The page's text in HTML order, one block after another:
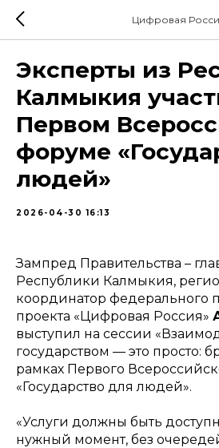
Цифровая
Эксперты из
Калмыкия
Первом
форуме
людей»
2026-04-30 16:13
Зампред Правительства –
Республики Калмыкия,
координатор федерального
проекта «Цифровая Россия»
выступил на сессии
государством — это просто:
рамках Первого
«Государство для людей».
«Услуги должны быть
нужный момент, без